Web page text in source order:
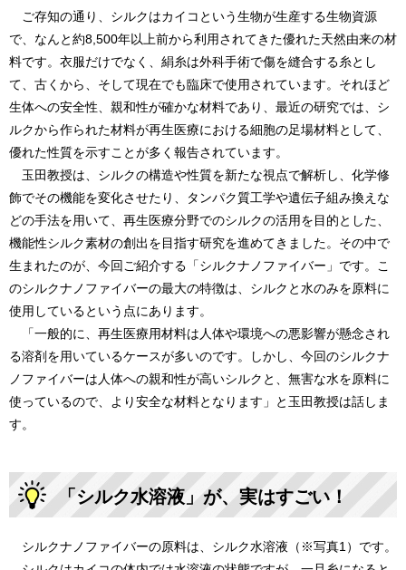
ご存知の通り、シルクはカイコという生物が生産する生物資源
で、なんと約8,500年以上前から利用されてきた優れた天然由来の材
料です。衣服だけでなく、絹糸は外科手術で傷を縫合する糸とし
て、古くから、そして現在でも臨床で使用されています。それほど
生体への安全性、親和性が確かな材料であり、最近の研究では、シ
ルクから作られた材料が再生医療における細胞の足場材料として、
優れた性質を示すことが多く報告されています。
玉田教授は、シルクの構造や性質を新たな視点で解析し、化学修
飾でその機能を変化させたり、タンパク質工学や遺伝子組み換えな
どの手法を用いて、再生医療分野でのシルクの活用を目的とした、
機能性シルク素材の創出を目指す研究を進めてきました。その中で
生まれたのが、今回ご紹介する「シルクナノファイバー」です。こ
のシルクナノファイバーの最大の特徴は、シルクと水のみを原料に
使用しているという点にあります。
「一般的に、再生医療用材料は人体や環境への悪影響が懸念され
る溶剤を用いているケースが多いのです。しかし、今回のシルクナ
ノファイバーは人体への親和性が高いシルクと、無害な水を原料に
使っているので、より安全な材料となります」と玉田教授は話しま
す。
「シルク水溶液」が、実はすごい！
シルクナノファイバーの原料は、シルク水溶液（※写真1）です。